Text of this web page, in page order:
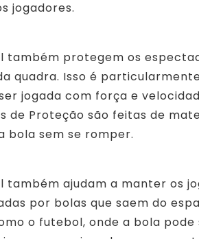
jogadores.
também protegem os
quadra. Isso é
jogada com força e
de Proteção são feitas de
bola sem se romper.
também ajudam a manter os
por bolas que saem do
o futebol, onde a bola pode